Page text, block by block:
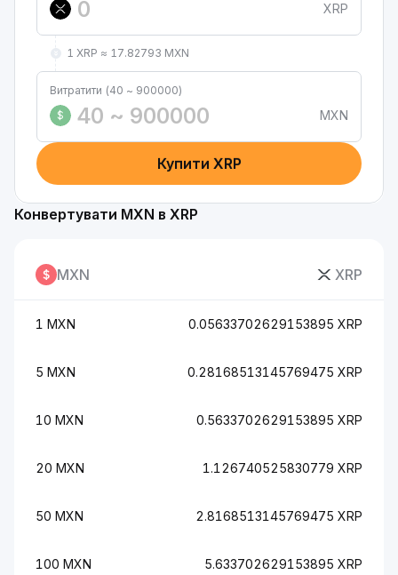
XRP
1 XRP ≈ 17.82793 MXN
Витратити (40 ~ 900000)
$
MXN
Купити XRP
Конвертувати MXN в XRP
MXN XRP
1 MXN 0.05633702629153895 XRP
5 MXN 0.28168513145769475 XRP
10 MXN 0.5633702629153895 XRP
20 MXN 1.126740525830779 XRP
50 MXN 2.8168513145769475 XRP
100 MXN 5.633702629153895 XRP